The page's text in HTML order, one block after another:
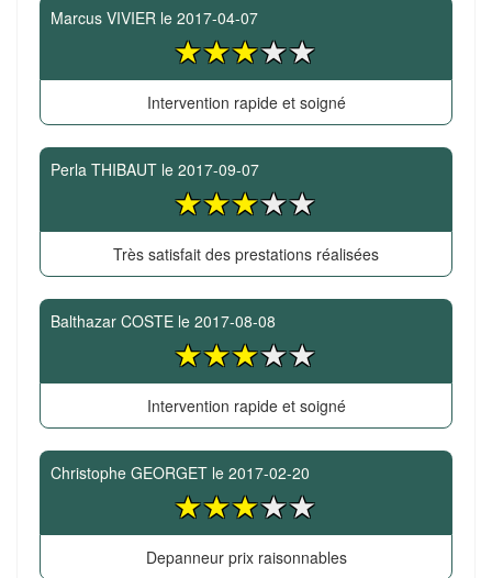
Marcus VIVIER le 2017-04-07
Intervention rapide et soigné
Perla THIBAUT le 2017-09-07
Très satisfait des prestations réalisées
Balthazar COSTE le 2017-08-08
Intervention rapide et soigné
Christophe GEORGET le 2017-02-20
Depanneur prix raisonnables